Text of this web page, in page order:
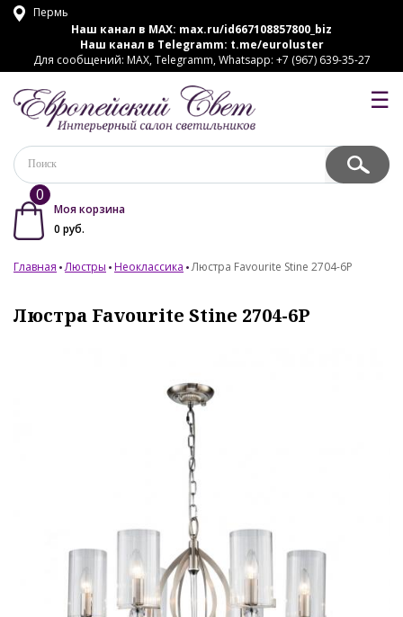
Пермь
Наш канал в MAX: max.ru/id667108857800_biz
Наш канал в Telegramm: t.me/euroluster
Для сообщений: MAX, Telegramm, Whatsapp: +7 (967) 639-35-27
☰
0
Моя корзина
0 руб.
Главная Люстры Неоклассика Люстра Favourite Stine 2704-6P
Люстра Favourite Stine 2704-6P